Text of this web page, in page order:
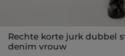
Rechte korte jurk dubbel
denim vrouw